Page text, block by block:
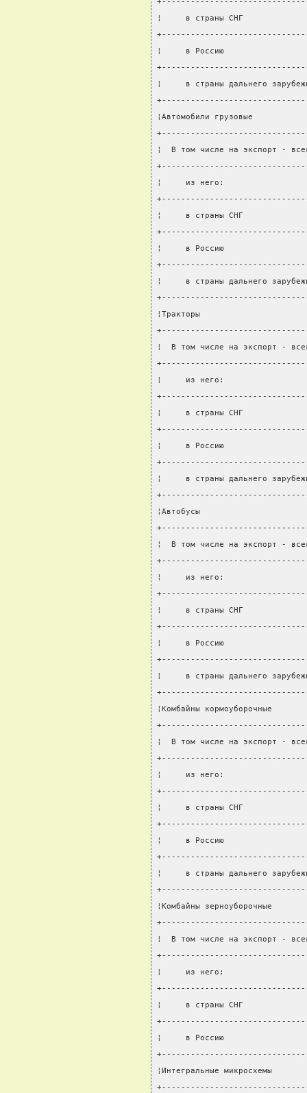
¦     в страны СНГ
¦     в Россию
¦     в страны дальнего
¦Автомобили грузовые
¦  В том числе на экспорт -
¦     из него:
¦     в страны СНГ
¦     в Россию
¦     в страны дальнего
¦Тракторы
¦  В том числе на экспорт -
¦     из него:
¦     в страны СНГ
¦     в Россию
¦     в страны дальнего
¦Автобусы
¦  В том числе на экспорт
¦     из него:
¦     в страны СНГ
¦     в Россию
¦     в страны дальнего
¦Комбайны
¦  В том числе на экспорт
¦     из него:
¦     в страны СНГ
¦     в Россию
¦     в страны дальнего
¦Комбайны
¦  В том числе на экспорт
¦     из него:
¦     в страны СНГ
¦     в Россию
¦Интегральные микросхемы